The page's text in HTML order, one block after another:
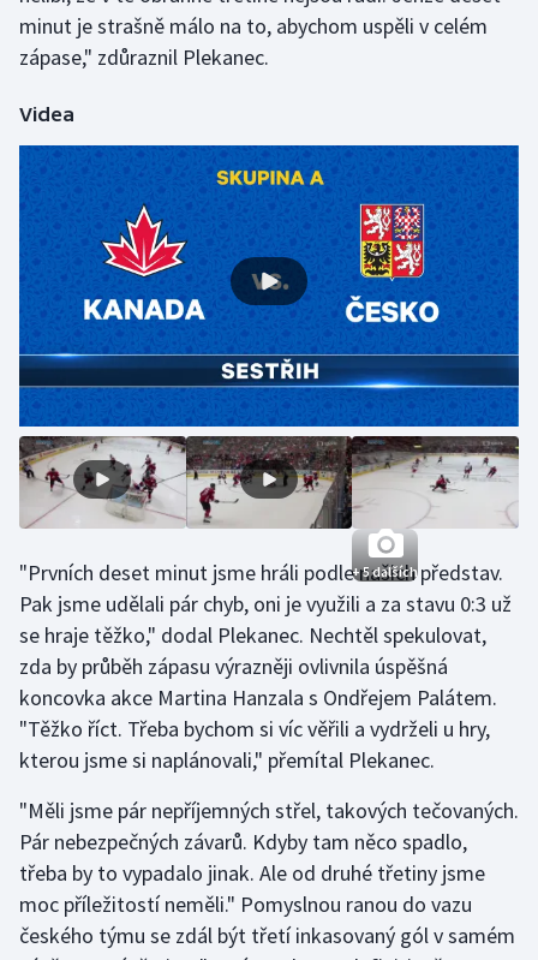
Plavání
Ragby
Rychlobruslení
Rychlostní kanoistika
Short track
Sportovní střelba
Stolní tenis
Triatlon
Vodní slalom
Volejbal
Ostatní
minut je strašně málo na to, abychom uspěli v celém
zápase," zdůraznil Plekanec.
Videa
+ 5 dalších
"Prvních deset minut jsme hráli podle našich představ.
Pak jsme udělali pár chyb, oni je využili a za stavu 0:3 už
se hraje těžko," dodal Plekanec. Nechtěl spekulovat,
zda by průběh zápasu výrazněji ovlivnila úspěšná
koncovka akce Martina Hanzala s Ondřejem Palátem.
"Těžko říct. Třeba bychom si víc věřili a vydrželi u hry,
kterou jsme si naplánovali," přemítal Plekanec.
"Měli jsme pár nepříjemných střel, takových tečovaných.
Pár nebezpečných závarů. Kdyby tam něco spadlo,
třeba by to vypadalo jinak. Ale od druhé třetiny jsme
moc příležitostí neměli." Pomyslnou ranou do vazu
českého týmu se zdál být třetí inkasovaný gól v samém